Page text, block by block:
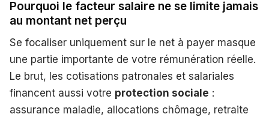
Pourquoi le facteur salaire ne se limite jamais
au montant net perçu
Se focaliser uniquement sur le net à payer masque
une partie importante de votre rémunération réelle.
Le brut, les cotisations patronales et salariales
financent aussi votre protection sociale :
assurance maladie, allocations chômage, retraite